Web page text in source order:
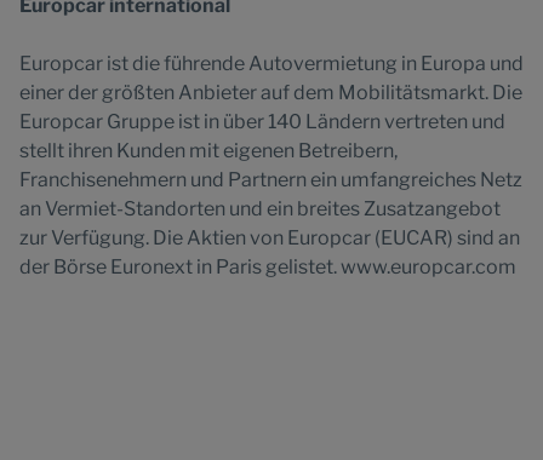
Europcar international
Europcar ist die führende Autovermietung in Europa und
einer der größten Anbieter auf dem Mobilitätsmarkt. Die
Europcar Gruppe ist in über 140 Ländern vertreten und
stellt ihren Kunden mit eigenen Betreibern,
Franchisenehmern und Partnern ein umfangreiches Netz
an Vermiet-Standorten und ein breites Zusatzangebot
zur Verfügung. Die Aktien von Europcar (EUCAR) sind an
der Börse Euronext in Paris gelistet. www.europcar.com